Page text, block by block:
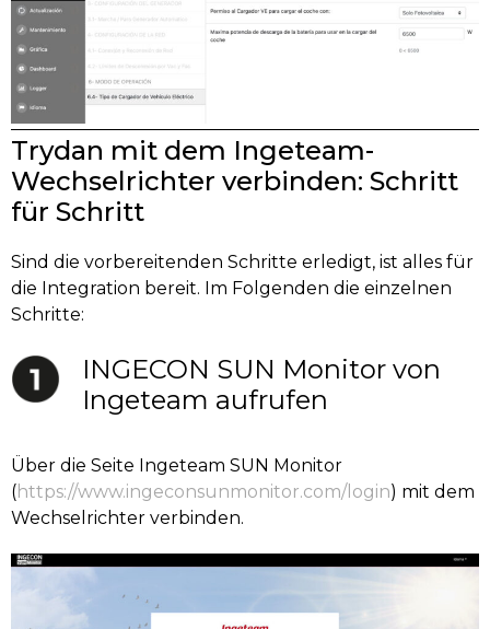
Trydan mit dem Ingeteam-
Wechselrichter verbinden: Schritt
für Schritt
Sind die vorbereitenden Schritte erledigt, ist alles für
die Integration bereit. Im Folgenden die einzelnen
Schritte:
INGECON SUN Monitor von
Ingeteam aufrufen
Über die Seite Ingeteam SUN Monitor
(https://www.ingeconsunmonitor.com/login) mit dem
Wechselrichter verbinden.